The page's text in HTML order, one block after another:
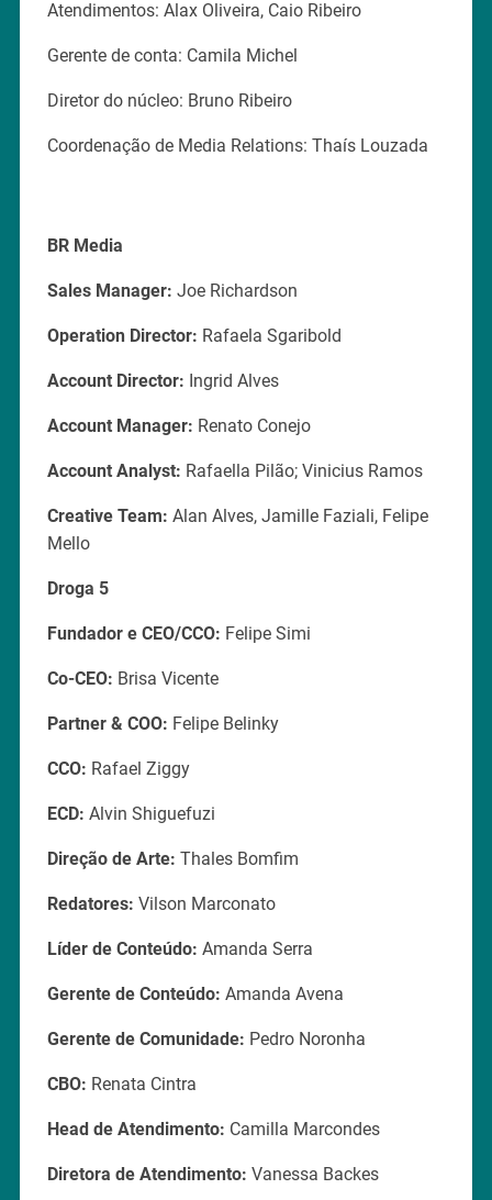
Atendimentos: Alax Oliveira, Caio Ribeiro
Gerente de conta: Camila Michel
Diretor do núcleo: Bruno Ribeiro
Coordenação de Media Relations: Thaís Louzada
BR Media
Sales Manager: Joe Richardson
Operation Director: Rafaela Sgaribold
Account Director: Ingrid Alves
Account Manager: Renato Conejo
Account Analyst: Rafaella Pilão; Vinicius Ramos
Creative Team: Alan Alves, Jamille Faziali, Felipe
Mello
Droga 5
Fundador e CEO/CCO: Felipe Simi
Co-CEO: Brisa Vicente
Partner & COO: Felipe Belinky
CCO: Rafael Ziggy
ECD: Alvin Shiguefuzi
Direção de Arte: Thales Bomfim
Redatores: Vilson Marconato
Líder de Conteúdo: Amanda Serra
Gerente de Conteúdo: Amanda Avena
Gerente de Comunidade: Pedro Noronha
CBO: Renata Cintra
Head de Atendimento: Camilla Marcondes
Diretora de Atendimento: Vanessa Backes